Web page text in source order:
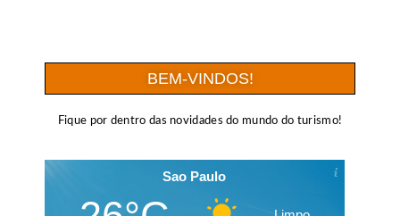
BEM-VINDOS!
Fique por dentro das novidades do mundo do turismo!
Sao Paulo